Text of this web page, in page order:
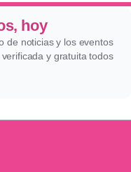
hoy
de noticias y los eventos
y gratuita todos